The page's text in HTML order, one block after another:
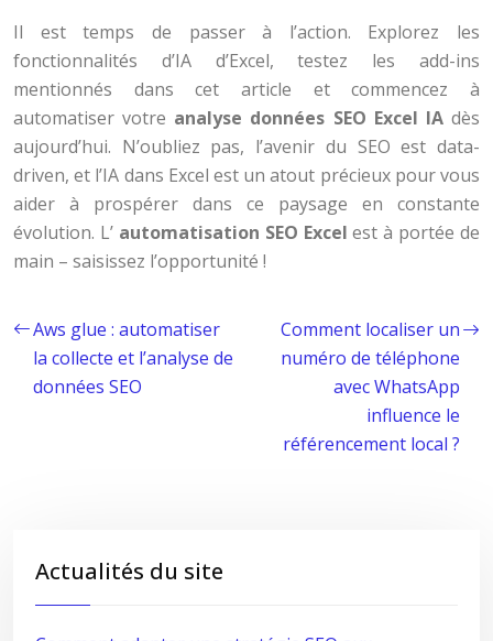
Il est temps de passer à l’action. Explorez les
fonctionnalités d’IA d’Excel, testez les add-ins
mentionnés dans cet article et commencez à
automatiser votre analyse données SEO Excel IAdès
aujourd’hui. N’oubliez pas, l’avenir du SEO est data-
driven, et l’IA dans Excel est un atout précieux pour vous
aider à prospérer dans ce paysage en constante
évolution. L’ automatisation SEO Excelest à portée de
main – saisissez l’opportunité !
Aws glue : automatiser
la collecte et l’analyse de
données SEO
Comment localiser un
numéro de téléphone
avec WhatsApp
influence le
référencement local ?
Actualités du site